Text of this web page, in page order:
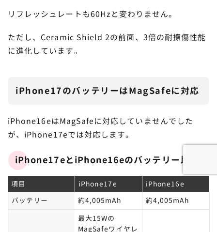
リフレッシュレートも60Hzと変わりません。
ただし、Ceramic Shield 2の前面、3倍の耐擦傷性能
に進化しています。
iPhone17のバッテリーはMagSafeに対応
iPhone16eはMagSafeに対応していませんでした
が、iPhone17eでは対応します。
iPhone17eとiPhone16eのバッテリー比較
項目 iPhone17e
iPhone16e
バッテリー
約4,005mAh
約4,005mAh
最大15Wの
MagSafeワイヤレ